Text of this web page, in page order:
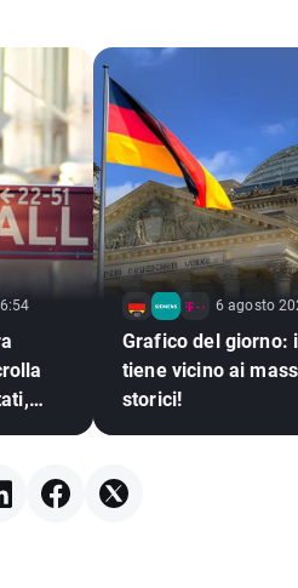
6 agosto
Grafico del giorno:
tiene vicino ai
storici!